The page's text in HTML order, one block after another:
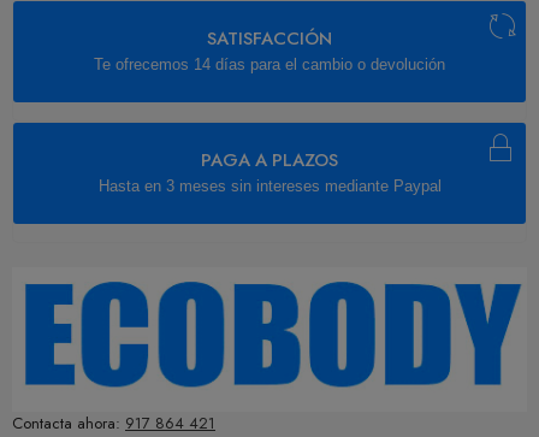
SATISFACCIÓN
Te ofrecemos 14 días para el cambio o devolución
PAGA A PLAZOS
Hasta en 3 meses sin intereses mediante Paypal
Contacta ahora: 917 864 421